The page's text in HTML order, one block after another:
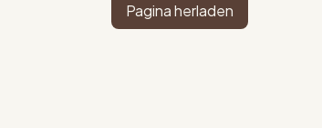
Pagina herladen